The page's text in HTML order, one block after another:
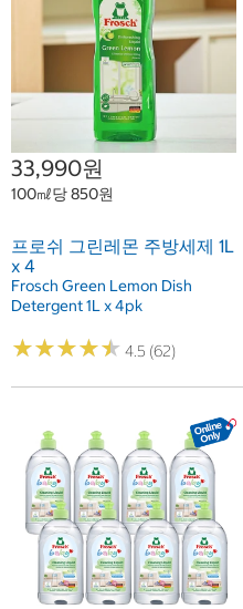
33,990원
100㎖당 850원
프로쉬 그린레몬 주방세제 1L
x 4
Frosch Green Lemon Dish
Detergent 1L x 4pk
★★★★★
★★★★★ 4.5 (62)